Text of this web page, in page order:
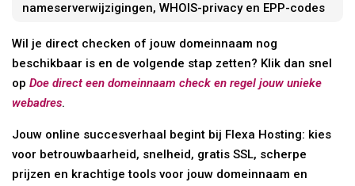
nameserverwijzigingen, WHOIS-privacy en EPP-codes
Wil je direct checken of jouw domeinnaam nog
beschikbaar is en de volgende stap zetten? Klik dan snel
opDoe direct een domeinnaam check en regel jouw unieke
webadres.
Jouw online succesverhaal begint bij Flexa Hosting: kies
voor betrouwbaarheid, snelheid, gratis SSL, scherpe
prijzen en krachtige tools voor jouw domeinnaam en